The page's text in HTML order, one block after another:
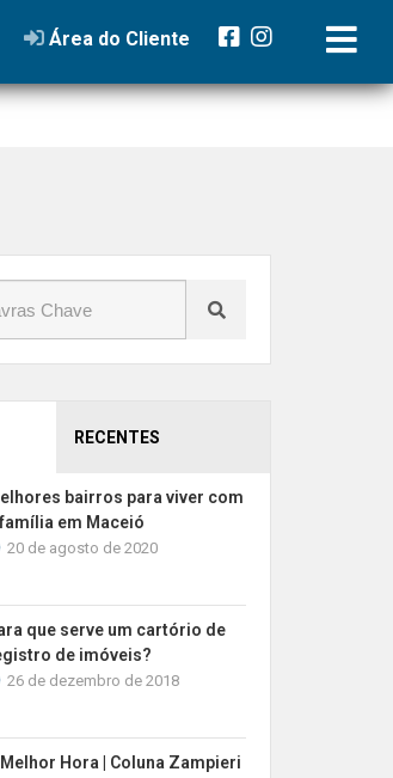
Área do Cliente
RECENTES
bairros para viver com
em Maceió
20 de agosto de 2020
que serve um cartório de
de imóveis?
26 de dezembro de 2018
Hora | Coluna Zampieri